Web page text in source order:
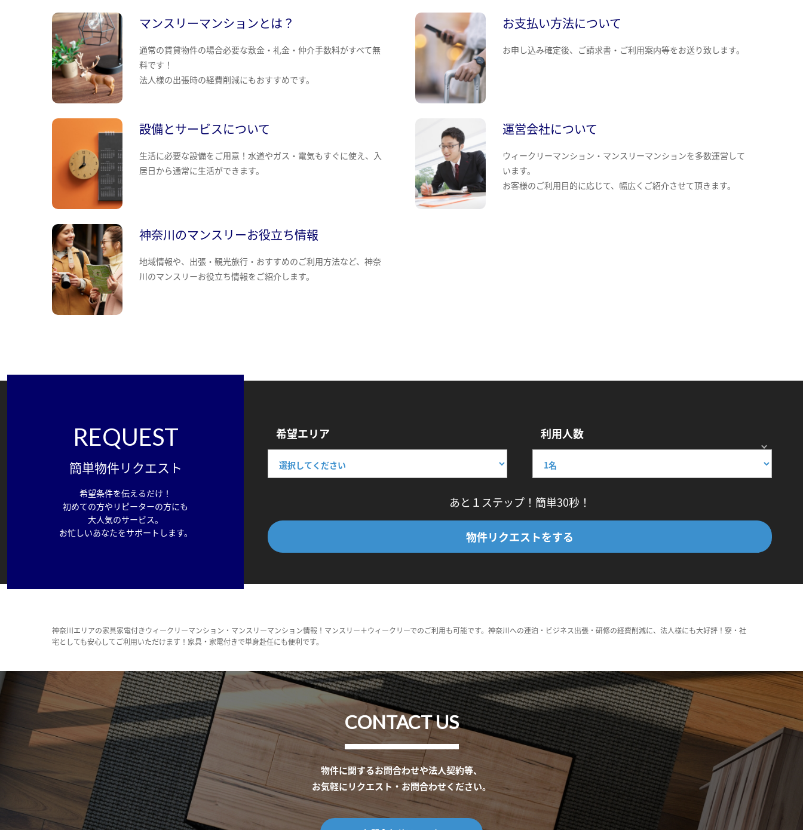
マンスリーマンションとは？
通常の賃貸物件の場合必要な敷金・礼金・仲介手数料がすべて無
料です！
法人様の出張時の経費削減にもおすすめです。
お支払い方法について
お申し込み確定後、ご請求書・ご利用案内等をお送り致します。
設備とサービスについて
生活に必要な設備をご用意！水道やガス・電気もすぐに使え、入
居日から通常に生活ができます。
運営会社について
ウィークリーマンション・マンスリーマンションを多数運営して
います。
お客様のご利用目的に応じて、幅広くご紹介させて頂きます。
神奈川のマンスリーお役立ち情報
地域情報や、出張・観光旅行・おすすめのご利用方法など、神奈
川のマンスリーお役立ち情報をご紹介します。
REQUEST
簡単物件リクエスト
希望条件を伝えるだけ！
初めての方やリピーターの方にも
大人気のサービス。
お忙しいあなたをサポートします。
希望エリア 利用人数
あと１ステップ！簡単30秒！
物件リクエストをする
神奈川エリアの家具家電付きウィークリーマンション・マンスリーマンション情報！マンスリー＋ウィークリーでのご利用も可能です。神奈川への連泊・ビジネス出張・研修の経費削減に、法人様にも大好評！寮・社
宅としても安心してご利用いただけます！家具・家電付きで単身赴任にも便利です。
CONTACT US
物件に関するお問合わせや法人契約等、
お気軽にリクエスト・お問合わせください。